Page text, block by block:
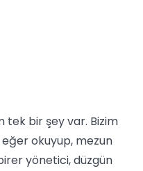
tek bir şey var. Bizim
eğer okuyup, mezun
yönetici, düzgün